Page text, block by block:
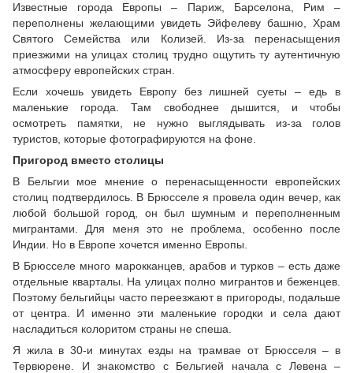
Известные города Европы – Париж, Барселона, Рим –
переполнены желающими увидеть Эйфелеву башню, Храм
Святого Семейства или Колизей. Из-за перенасыщения
приезжими на улицах столиц трудно ощутить ту аутентичную
атмосферу европейских стран.
Если хочешь увидеть Европу без лишней суеты – едь в
маленькие города. Там свободнее дышится, и чтобы
осмотреть памятки, не нужно выглядывать из-за голов
туристов, которые фотографируются на фоне.
Пригород вместо столицы
В Бельгии мое мнение о перенасыщенности европейских
столиц подтвердилось. В Брюсселе я провела один вечер, как
любой большой город, он был шумным и переполненным
мигрантами. Для меня это не проблема, особенно после
Индии. Но в Европе хочется именно Европы.
В Брюсселе много марокканцев, арабов и турков – есть даже
отдельные кварталы. На улицах полно мигрантов и беженцев.
Поэтому бельгийцы часто переезжают в пригороды, подальше
от центра. И именно эти маленькие городки и села дают
насладиться колоритом страны не спеша.
Я жила в 30-и минутах езды на трамвае от Брюсселя – в
Тервюрене. И знакомство с Бельгией начала с Левена –